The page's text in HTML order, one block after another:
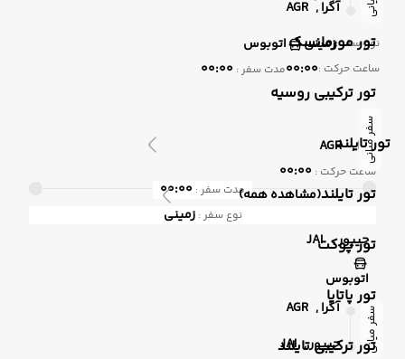
تور مورمانسک
تور ترکیبی روسیه
تور تایلند
تور تایلند(مشاهده همه)
تور پوکت
تور پاتایا
تور ترکیبی تایلند
آگرا , AGR
نوع سفر :زمینی اتوبوس
ساعت حرکت :00:00مدت سفر : 00:00
سفر میانی
آگرا , AGR
ساعت حرکت : 00:00
مدت سفر : 00:00
نوع سفر :زمینی
جیپور , JAI
اتوبوس
سفر میانی آگرا , AGR
جیپور , JAI